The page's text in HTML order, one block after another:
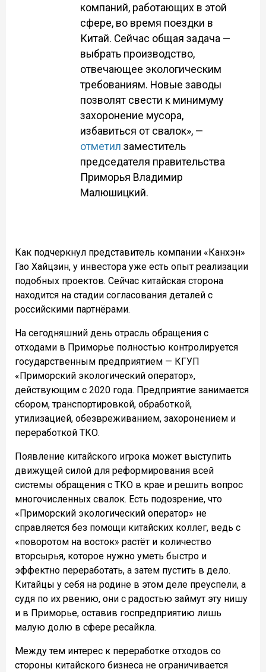
компаний, работающих в этой
сфере, во время поездки в
Китай. Сейчас общая задача —
выбрать производство,
отвечающее экологическим
требованиям. Новые заводы
позволят свести к минимуму
захоронение мусора,
избавиться от свалок», —
отметил заместитель
председателя правительства
Приморья Владимир
Малюшицкий.
Как подчеркнул представитель компании «Канхэн»
Гао Хайцзин, у инвестора уже есть опыт реализации
подобных проектов. Сейчас китайская сторона
находится на стадии согласования деталей с
российскими партнёрами.
На сегодняшний день отрасль обращения с
отходами в Приморье полностью контролируется
государственным предприятием — КГУП
«Приморский экологический оператор»,
действующим с 2020 года. Предприятие занимается
сбором, транспортировкой, обработкой,
утилизацией, обезвреживанием, захоронением и
переработкой ТКО.
Появление китайского игрока может выступить
движущей силой для реформирования всей
системы обращения с ТКО в крае и решить вопрос
многочисленных свалок. Есть подозрение, что
«Приморский экологический оператор» не
справляется без помощи китайских коллег, ведь с
«поворотом на восток» растёт и количество
вторсырья, которое нужно уметь быстро и
эффектно переработать, а затем пустить в дело.
Китайцы у себя на родине в этом деле преуспели, а
судя по их рвению, они с радостью займут эту нишу
и в Приморье, оставив госпредприятию лишь
малую долю в сфере ресайкла.
Между тем интерес к переработке отходов со
стороны китайского бизнеса не ограничивается